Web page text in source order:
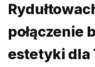
połączenie
estetyki dla